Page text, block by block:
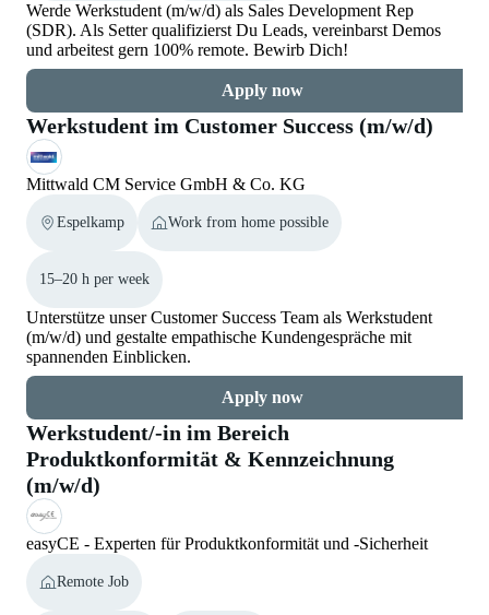
Werde Werkstudent (m/w/d) als Sales Development Rep
(SDR). Als Setter qualifizierst Du Leads, vereinbarst Demos
und arbeitest gern 100% remote. Bewirb Dich!
Apply now
Werkstudent im Customer Success (m/w/d)
Mittwald CM Service GmbH & Co. KG
Espelkamp Work from home possible
15–20 h per week
Unterstütze unser Customer Success Team als Werkstudent
(m/w/d) und gestalte empathische Kundengespräche mit
spannenden Einblicken.
Apply now
Werkstudent/-in im Bereich
Produktkonformität & Kennzeichnung
(m/w/d)
easyCE - Experten für Produktkonformität und -Sicherheit
Remote Job